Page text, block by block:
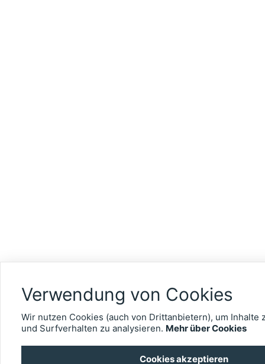
Verwendung von Cookies
Wir nutzen Cookies (auch von Drittanbietern), um Inhalte
und Surfverhalten zu analysieren. Mehr über Cookies
Cookies akzeptieren